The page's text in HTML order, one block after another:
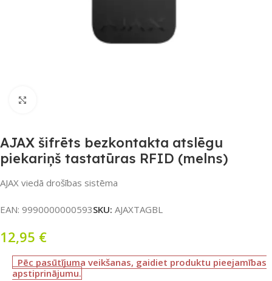
AJAX šifrēts bezkontakta atslēgu
piekariņš tastatūras RFID (melns)
AJAX viedā drošības sistēma
EAN: 9990000000593SKU: AJAXTAGBL
12,95 €
Pēc pasūtījuma veikšanas, gaidiet produktu pieejamības
apstiprinājumu.